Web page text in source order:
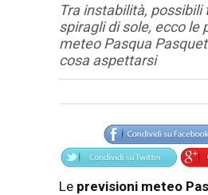
Tra instabilità, possibili
spiragli di sole, ecco le
meteo Pasqua
cosa aspettarsi
Articolo
Testo articolo principale
Le previsioni meteo